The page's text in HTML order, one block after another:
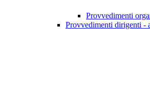
Provvedimenti
Provvedimenti dirigenti -